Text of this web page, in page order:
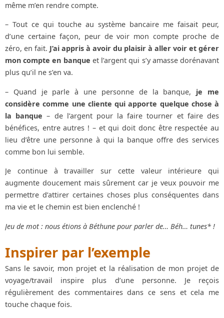
même m’en rendre compte.
– Tout ce qui touche au système bancaire me faisait peur,
d’une certaine façon, peur de voir mon compte proche de
zéro, en fait. J’ai appris à avoir du plaisir à aller voir et gérer
mon compte en banque et l’argent qui s’y amasse dorénavant
plus qu’il ne s’en va.
– Quand je parle à une personne de la banque, je me
considère comme une cliente qui apporte quelque chose à
la banque – de l’argent pour la faire tourner et faire des
bénéfices, entre autres ! – et qui doit donc être respectée au
lieu d’être une personne à qui la banque offre des services
comme bon lui semble.
Je continue à travailler sur cette valeur intérieure qui
augmente doucement mais sûrement car je veux pouvoir me
permettre d’attirer certaines choses plus conséquentes dans
ma vie et le chemin est bien enclenché !
Jeu de mot : nous étions à Béthune pour parler de… Béh… tunes* !
Inspirer par l’exemple
Sans le savoir, mon projet et la réalisation de mon projet de
voyage/travail inspire plus d’une personne. Je reçois
régulièrement des commentaires dans ce sens et cela me
touche chaque fois.